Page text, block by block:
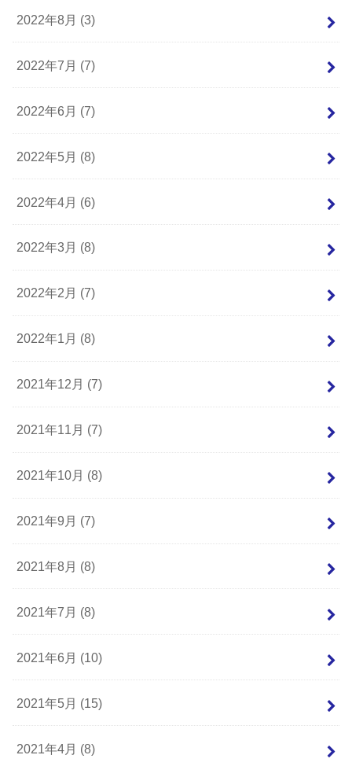
2022年8月 (3)
2022年7月 (7)
2022年6月 (7)
2022年5月 (8)
2022年4月 (6)
2022年3月 (8)
2022年2月 (7)
2022年1月 (8)
2021年12月 (7)
2021年11月 (7)
2021年10月 (8)
2021年9月 (7)
2021年8月 (8)
2021年7月 (8)
2021年6月 (10)
2021年5月 (15)
2021年4月 (8)